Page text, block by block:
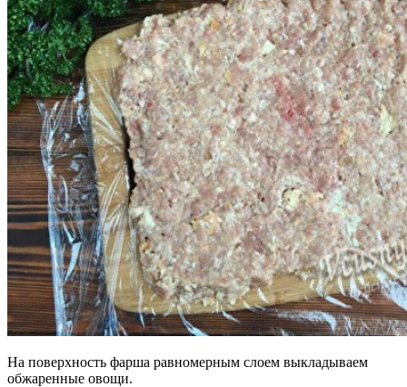
На поверхность фарша равномерным слоем выкладываем
обжаренные овощи.